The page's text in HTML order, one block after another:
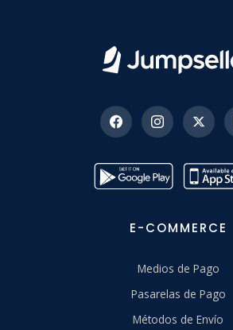
E-COMMERCE
Medios de Pago
Pasarelas de Pago
Métodos de Envío